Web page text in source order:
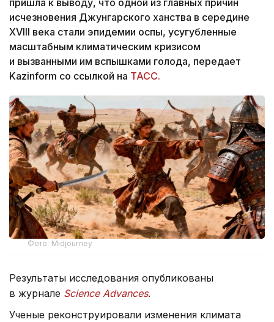
исчезновения Джунгарского ханства в середине
XVIII века стали эпидемии оспы, усугубленные
масштабным климатическим кризисом
и вызванными им вспышками голода, передает
Kazinform со ссылкой на ТАСС.
Фото: Midjourney
Результаты исследования опубликованы
в журнале Science Advances.
Ученые реконструировали изменения климата